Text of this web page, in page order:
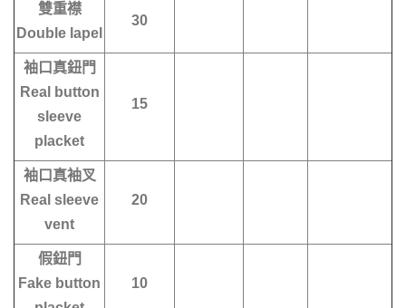
雙重襟
Double lapel
30
袖口真鈕門
Real button
sleeve
placket
15
袖口真袖叉
Real sleeve
vent
20
假鈕門
Fake button
10